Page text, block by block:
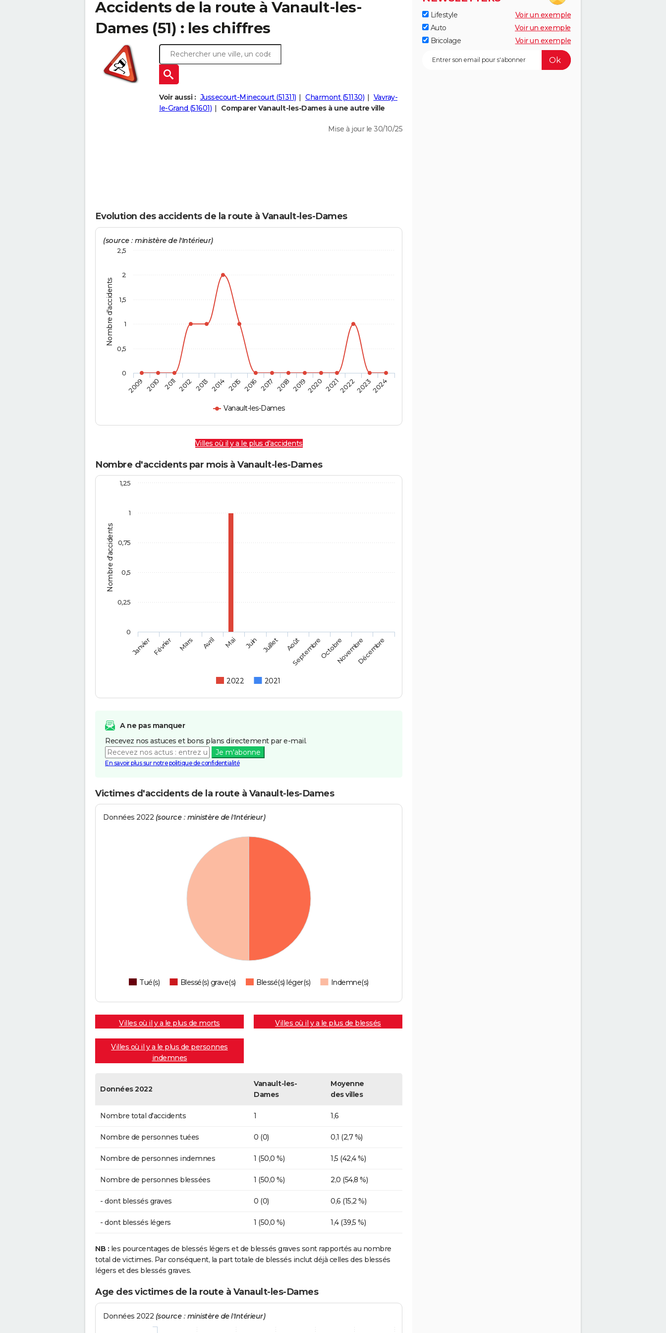
Accidents de la route à Vanault-les-
Dames (51) : les chiffres
Voir aussi : Jussecourt-Minecourt (51311) Charmont (51130)
Vavray-
le-Grand (51601)
Comparer Vanault-les-Dames à une autre ville
Mise à jour le 30/10/25
Evolution des accidents de la route à Vanault-les-Dames
Nombre d'accidents
(source : ministère de l'Intérieur)
Vanault-les-Dames
2009 2010 2011 2012 2013 2014 2015 2016 2017 2018 20192020 2021202220232024
0
0,5
1
1,5
2
2,5
Villes où il y a le plus d'accidents
Nombre d'accidents par mois à Vanault-les-Dames
Nombre d'accidents
2022 2021
JanvierFévrier Mars Avril Mai Juin Juillet Août
SeptembreOctobreNovembreDécembre
0
1
0,25
0,5
0,75
1,25
A ne pas manquer
Recevez nos astuces et bons plans directement par e-mail.
Je m'abonne
En savoir plus sur notre politique de confidentialité
Victimes d'accidents de la route à Vanault-les-Dames
Données 2022 (source : ministère de l'Intérieur)
Tué(s) Blessé(s) grave(s) Blessé(s) léger(s) Indemne(s)
Villes où il y a le plus de morts Villes où il y a le plus de blessés
Villes où il y a le plus de personnes
indemnes
Données 2022
Vanault-les-
Dames
Moyenne
des villes
Nombre total d'accidents 1 1,6
Nombre de personnes tuées 0 (0) 0,1 (2,7 %)
Nombre de personnes indemnes 1 (50,0 %) 1,5 (42,4 %)
Nombre de personnes blessées 1 (50,0 %) 2,0 (54,8 %)
- dont blessés graves 0 (0) 0,6 (15,2 %)
- dont blessés légers 1 (50,0 %) 1,4 (39,5 %)
NB : les pourcentages de blessés légers et de blessés graves sont rapportés au nombre
total de victimes. Par conséquent, la part totale de blessés inclut déjà celles des blessés
légers et des blessés graves.
Age des victimes de la route à Vanault-les-Dames
Données 2022 (source : ministère de l'Intérieur)
Lifestyle
Voir un exemple
Auto
Voir un exemple
Bricolage
Voir un exemple